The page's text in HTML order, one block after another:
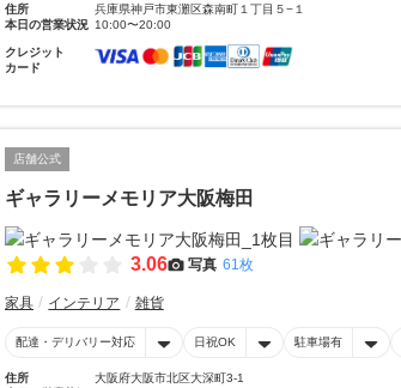
住所
兵庫県神戸市東灘区森南町１丁目５−１
本日の営業状況 10:00〜20:00
クレジット
カード
店舗公式
ギャラリーメモリア大阪梅田
3.06 写真 61枚
家具 インテリア 雑貨
配達・デリバリー対応 日祝OK 駐車場有
住所
大阪府大阪市北区大深町3-1